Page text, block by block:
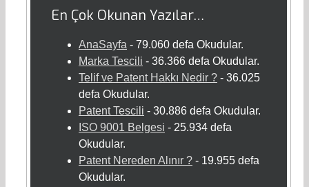
En Çok Okunan Yazılar…
AnaSayfa - 79.060 defa Okudular.
Marka Tescili - 36.366 defa Okudular.
Telif ve Patent Hakkı Nedir ? - 36.025
defa Okudular.
Patent Tescili - 30.886 defa Okudular.
ISO 9001 Belgesi - 25.934 defa
Okudular.
Patent Nereden Alınır ? - 19.955 defa
Okudular.